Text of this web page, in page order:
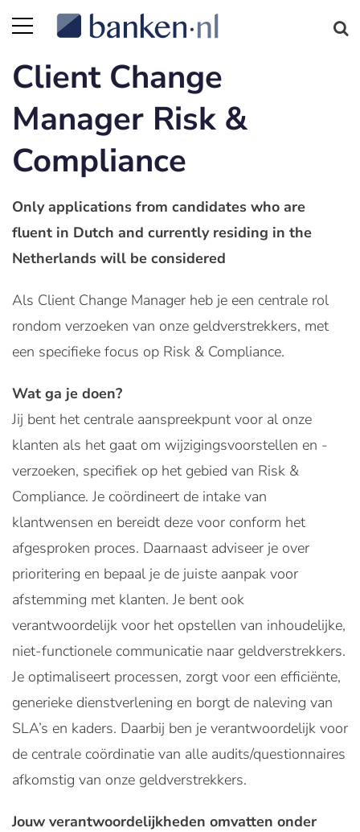
Client Change
Manager Risk &
Compliance
Only applications from candidates who are
fluent in Dutch and currently residing in the
Netherlands will be considered
Als Client Change Manager heb je een centrale rol
rondom verzoeken van onze geldverstrekkers, met
een specifieke focus op Risk & Compliance.
Wat ga je doen?
Jij bent het centrale aanspreekpunt voor al onze
klanten als het gaat om wijzigingsvoorstellen en -
verzoeken, specifiek op het gebied van Risk &
Compliance. Je coördineert de intake van
klantwensen en bereidt deze voor conform het
afgesproken proces. Daarnaast adviseer je over
prioritering en bepaal je de juiste aanpak voor
afstemming met klanten. Je bent ook
verantwoordelijk voor het opstellen van inhoudelijke,
niet-functionele communicatie naar geldverstrekkers.
Je optimaliseert processen, zorgt voor een efficiënte,
generieke dienstverlening en borgt de naleving van
SLA’s en kaders. Daarbij ben je verantwoordelijk voor
de centrale coördinatie van alle audits/questionnaires
afkomstig van onze geldverstrekkers.
Jouw verantwoordelijkheden omvatten onder